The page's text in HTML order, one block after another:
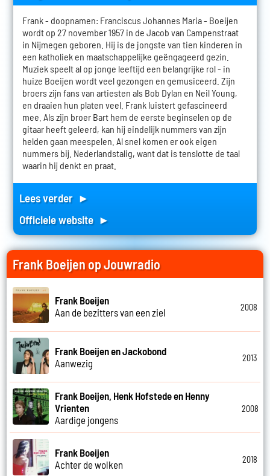
Frank - doopnamen: Franciscus Johannes Maria - Boeijen
wordt op 27 november 1957 in de Jacob van Campenstraat
in Nijmegen geboren. Hij is de jongste van tien kinderen in
een katholiek en maatschappelijke geëngageerd gezin.
Muziek speelt al op jonge leeftijd een belangrijke rol - in
huize Boeijen wordt veel gezongen en gemusiceerd. Zijn
broers zijn fans van artiesten als Bob Dylan en Neil Young,
en draaien hun platen veel. Frank luistert gefascineerd
mee. Als zijn broer Bart hem de eerste beginselen op de
gitaar heeft geleerd, kan hij eindelijk nummers van zijn
helden gaan meespelen. Al snel komen er ook eigen
nummers bij. Nederlandstalig, want dat is tenslotte de taal
waarin hij denkt en praat.
Lees verder ►
Officiele website ►
Frank Boeijen op Jouwradio
Frank Boeijen
Aan de bezitters van een ziel
2008
Frank Boeijen en Jackobond
Aanwezig
2013
Frank Boeijen, Henk Hofstede en Henny
Vrienten
Aardige jongens
2008
Frank Boeijen
Achter de wolken
2018